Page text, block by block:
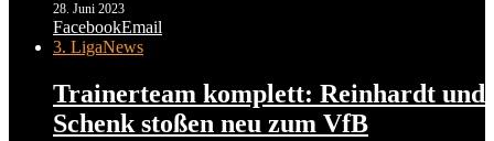
28. Juni 2023
FacebookEmail
3. LigaNews
Trainerteam komplett: Reinhardt und
Schenk stoßen neu zum VfB